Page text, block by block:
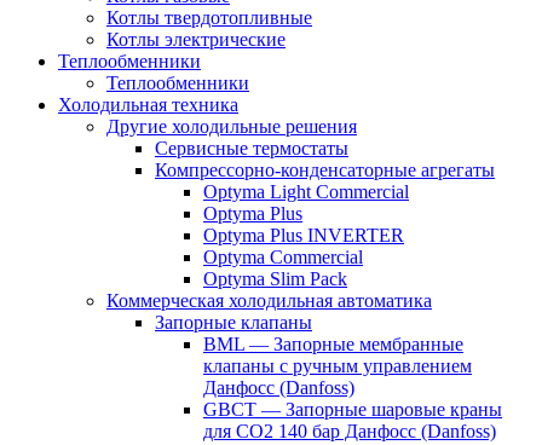
Котлы твердотопливные
Котлы электрические
Теплообменники
Теплообменники
Холодильная техника
Другие холодильные решения
Сервисные термостаты
Компрессорно-конденсаторные агрегаты
Optyma Light Commercial
Optyma Plus
Optyma Plus INVERTER
Optyma Commercial
Optyma Slim Pack
Коммерческая холодильная автоматика
Запорные клапаны
BML — Запорные мембранные
клапаны с ручным управлением
Данфосс (Danfoss)
GBCT — Запорные шаровые краны
для CO2 140 бар Данфосс (Danfoss)